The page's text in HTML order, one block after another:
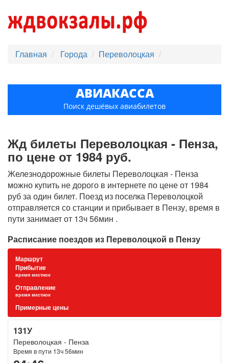
Главная Города Переволоцкая
АВИАКАССА
Поиск дешёвых авиабилетов
Жд билеты Переволоцкая - Пенза,
по цене от 1984 руб.
Железнодорожные билеты Переволоцкая - Пенза
можно купить не дорого в интернете по цене от 1984
руб за один билет. Поезд из поселка Переволоцкой
отправляется со станции и прибывает в Пензу, время в
пути занимает от 13ч 56мин .
Расписание поездов из Переволоцкой в Пензу
Маршрут
Прибытие
время местное
Отправление
время местное
Примерные цены
131У
Переволоцкая - Пенза
Время в пути 13ч 56мин